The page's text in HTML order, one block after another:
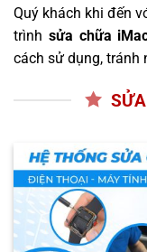
Quý khách khi đến
trình sửa chữa
cách sử dụng, tránh